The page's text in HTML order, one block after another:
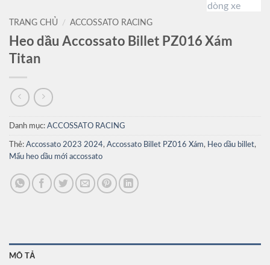
TRANG CHỦ / ACCOSSATO RACING
Heo dầu Accossato Billet PZ016 Xám
Titan
Danh mục: ACCOSSATO RACING
Thẻ: Accossato 2023 2024, Accossato Billet PZ016 Xám, Heo dầu billet,
Mẩu heo dầu mới accossato
MÔ TẢ